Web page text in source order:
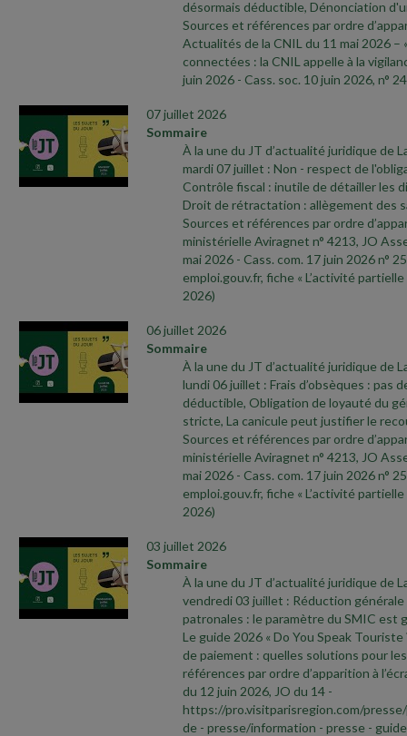
désormais déductible, Dénonciation
Sources et références par ordre
Actualités de la CNIL du 11 mai 2026 –
connectées : la CNIL appelle à la
juin 2026 - Cass. soc. 10 juin 2026, n° 24
07 juillet 2026
Sommaire
À la une du JT d’actualité juridique de
mardi 07 juillet : Non - respect de
Contrôle fiscal : inutile de détailler les
Droit de rétractation : allègement des
Sources et références par ordre
ministérielle Aviragnet n° 4213, JO
mai 2026 - Cass. com. 17 juin 2026 n° 25
emploi.gouv.fr, fiche « L’activité
2026)
06 juillet 2026
Sommaire
À la une du JT d’actualité juridique de
lundi 06 juillet : Frais d’obsèques : pas
déductible, Obligation de loyauté du
stricte, La canicule peut justifier le
Sources et références par ordre
ministérielle Aviragnet n° 4213, JO
mai 2026 - Cass. com. 17 juin 2026 n° 25
emploi.gouv.fr, fiche « L’activité
2026)
03 juillet 2026
Sommaire
À la une du JT d’actualité juridique de
vendredi 03 juillet : Réduction
patronales : le paramètre du SMIC est
Le guide 2026 « Do You Speak
de paiement : quelles solutions pour
références par ordre d’apparition à
du 12 juin 2026, JO du 14 -
https://pro.visitparisregion.com/
de - presse/information - presse - guide